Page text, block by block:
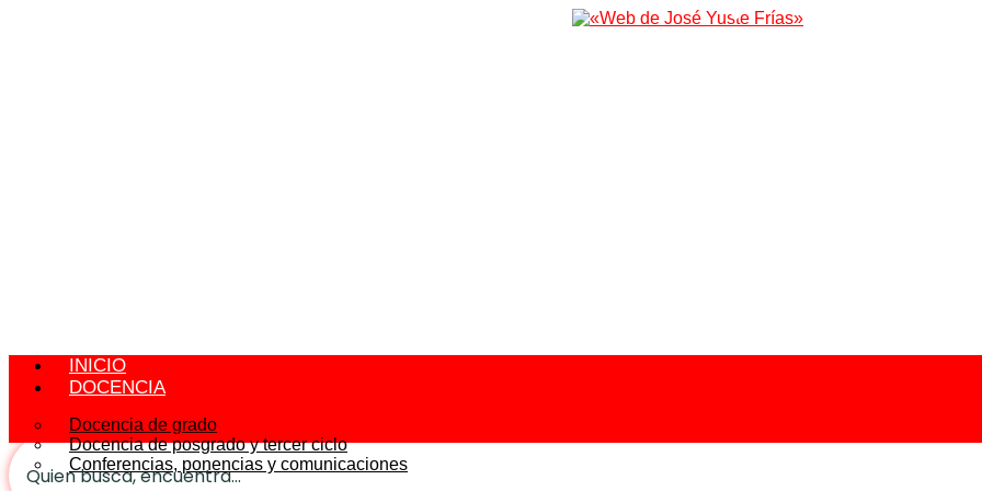
INICIO
DOCENCIA
Docencia de grado
Docencia de posgrado y tercer ciclo
Conferencias, ponencias y comunicaciones